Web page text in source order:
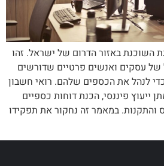
השוכנת באזור הדרום של ישראל. זהו
של עסקים ואנשים פרטיים שדורשים
לנהל את הכספים שלהם. רואי חשבון
ייעוץ פיננסי, הכנת דוחות כספיים
והתקנות. במאמר זה נחקור את תפקידו